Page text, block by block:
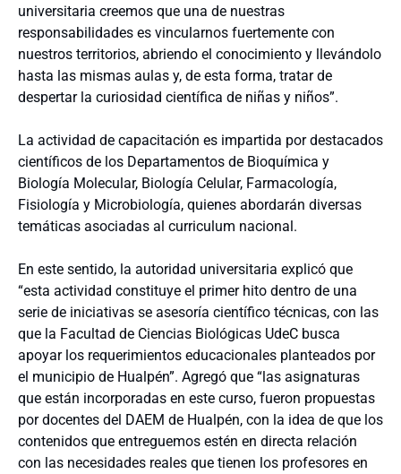
universitaria creemos que una de nuestras
responsabilidades es vincularnos fuertemente con
nuestros territorios, abriendo el conocimiento y llevándolo
hasta las mismas aulas y, de esta forma, tratar de
despertar la curiosidad científica de niñas y niños”.
La actividad de capacitación es impartida por destacados
científicos de los Departamentos de Bioquímica y
Biología Molecular, Biología Celular, Farmacología,
Fisiología y Microbiología, quienes abordarán diversas
temáticas asociadas al curriculum nacional.
En este sentido, la autoridad universitaria explicó que
“esta actividad constituye el primer hito dentro de una
serie de iniciativas se asesoría científico técnicas, con las
que la Facultad de Ciencias Biológicas UdeC busca
apoyar los requerimientos educacionales planteados por
el municipio de Hualpén”. Agregó que “las asignaturas
que están incorporadas en este curso, fueron propuestas
por docentes del DAEM de Hualpén, con la idea de que los
contenidos que entreguemos estén en directa relación
con las necesidades reales que tienen los profesores en